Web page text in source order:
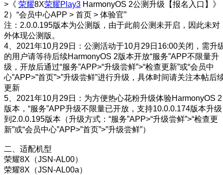
>《 荣耀8X荣耀Play3 HarmonyOS 2公测升级【报名入口】》
2）“会员中心APP > 首页 > 体验官”
注：2.0.0.195版本为公测版，由于此前公测未开启，因此未对
外体现公测版。
4、2021年10月29日：公测活动于10月29日16:00关闭，需升
的用户请等待后续HarmonyOS 2版本开放“服务”APP不限量升
级，开放后通过“服务”APP>“升级尝鲜”>“检查更新”或“会员中
心”APP>”首页”>”升级尝鲜”进行升级，具体时间请关注本帖后
更新
5、2021年10月29日：为方便热心花粉升级体验HarmonyOS 2
版本，“服务”APP升级不限量已开放，支持10.0.0.174版本升级
到2.0.0.195版本（升级方式：“服务”APP>“升级尝鲜”>“检查更
新”或“会员中心”APP>”首页”>”升级尝鲜”）
二、适配机型
荣耀8X（JSN-AL00）
荣耀8X（JSN-AL00a）